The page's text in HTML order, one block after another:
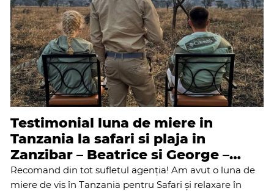
Testimonial luna de miere in
Tanzania la safari si plaja in
Zanzibar – Beatrice si George –
iunie 2026
Recomand din tot sufletul agenția! Am avut o luna de
miere de vis în Tanzania pentru Safari și relaxare în